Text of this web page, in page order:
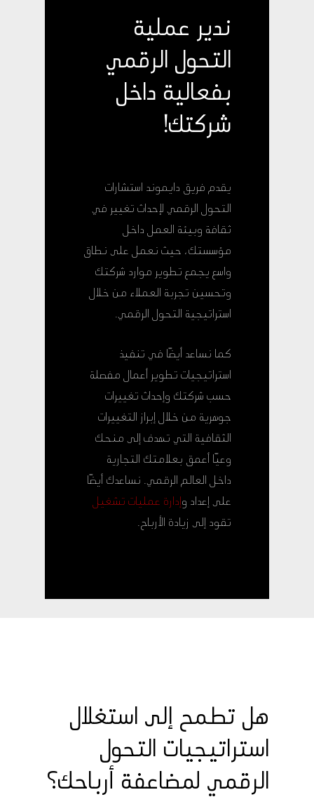
ندير عملية
التحول الرقمي
بفعالية داخل
شركتك!
يقدم فريق دايموند استشارات
التحول الرقمي لإحداث تغيير في
ثقافة وبيئة العمل داخل
مؤسستك، حيث نعمل على نطاق
واسع يجمع تطوير موارد شركتك
وتحسين تجربة العملاء من خلال
استراتيجية التحول الرقمي.
كما نساعد أيضًا في تنفيذ
استراتيجيات تطوير أعمال مفصلة
حسب شركتك وإحداث تغييرات
جوهرية من خلال إبراز التغييرات
الثقافية التي تهدف إلى منحك
وعيًا أعمق بعلامتك التجارية
داخل العالم الرقمي. نساعدك أيضًا
على إعداد وإدارة عمليات تشغيل
تقود إلى زيادة الأرباح.
هل تطمح إلى استغلال
استراتيجيات التحول
الرقمي لمضاعفة أرباحك؟